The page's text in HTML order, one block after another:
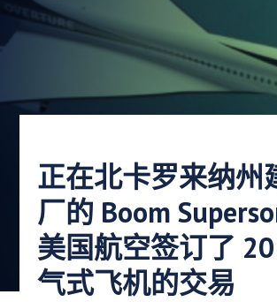
正在北卡罗来纳州
厂的 Boom
美国航空签订了
气式飞机的交易